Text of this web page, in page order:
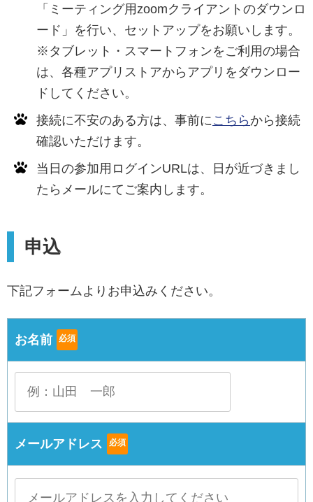
「ミーティング用zoomクライアントのダウンロ
ード」を行い、セットアップをお願いします。
※タブレット・スマートフォンをご利用の場合
は、各種アプリストアからアプリをダウンロー
ドしてください。
接続に不安のある方は、事前にこちら から接続
確認いただけます。
当日の参加用ログインURLは、日が近づきまし
たらメールにてご案内します。
申込
下記フォームよりお申込みください。
お名前 必須
メールアドレス 必須